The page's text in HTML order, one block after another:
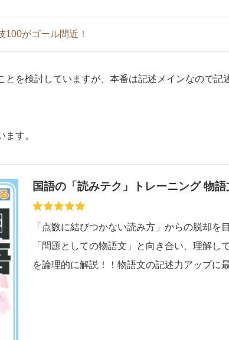
100がゴール間近！
とを検討していますが、本番は記述メインなので記
す。
国語の「読みテク」トレーニング 物語
「点数に結びつかない読み方」からの脱却を
「問題としての物語文」と向き合い、理解し
を論理的に解説！！物語文の記述力アップに最